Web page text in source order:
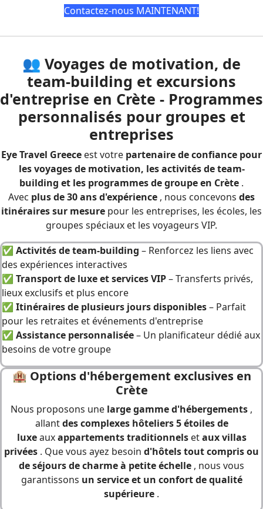
Contactez-nous MAINTENANT!
👥 Voyages de motivation, de
team-building et excursions
d'entreprise en Crète - Programmes
personnalisés pour groupes et
entreprises
Eye Travel Greece est votre partenaire de confiance pour
les voyages de motivation, les activités de team-
building et les programmes de groupe en Crète .
Avec plus de 30 ans d'expérience , nous concevons des
itinéraires sur mesure pour les entreprises, les écoles, les
groupes spéciaux et les voyageurs VIP.
✅ Activités de team-building – Renforcez les liens avec
des expériences interactives
✅ Transport de luxe et services VIP– Transferts privés,
lieux exclusifs et plus encore
✅ Itinéraires de plusieurs jours disponibles– Parfait
pour les retraites et événements d'entreprise
✅ Assistance personnalisée– Un planificateur dédié aux
besoins de votre groupe
🏨 Options d'hébergement exclusives en
Crète
Nous proposons une large gamme d'hébergements ,
allantdes complexes hôteliers 5 étoiles de
luxeauxappartements traditionnelsetaux villas
privées . Que vous ayez besoin d'hôtels tout compris ou
de séjours de charme à petite échelle , nous vous
garantissons un service et un confort de qualité
supérieure .